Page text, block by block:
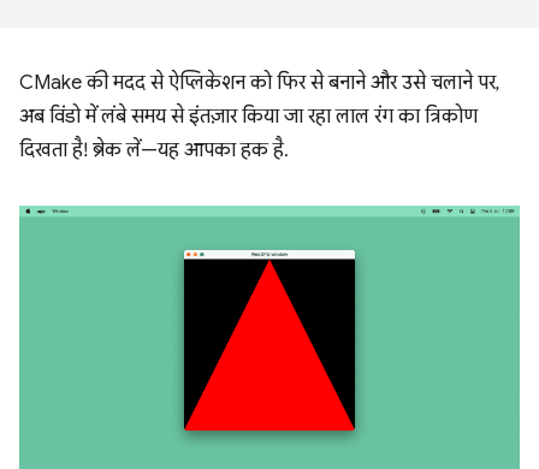
CMake की मदद से ऐप्लिकेशन को फिर से बनाने और उसे चलाने पर,
अब विंडो में लंबे समय से इंतज़ार किया जा रहा लाल रंग का त्रिकोण
दिखता है! ब्रेक लें—यह आपका हक है.